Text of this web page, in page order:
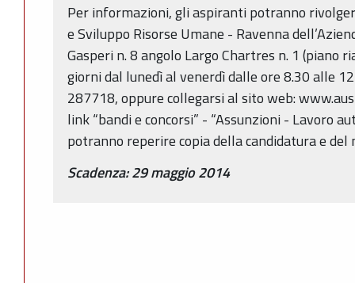
Per informazioni, gli aspiranti potranno
e Sviluppo Risorse Umane - Ravenna
Gasperi n. 8 angolo Largo Chartres n. 1 (piano
giorni dal lunedì al venerdì dalle ore 8.30 alle
287718, oppure collegarsi al sito web:
link “bandi e concorsi” - “Assunzioni - Lavoro
potranno reperire copia della candidatura e del
Scadenza: 29 maggio 2014